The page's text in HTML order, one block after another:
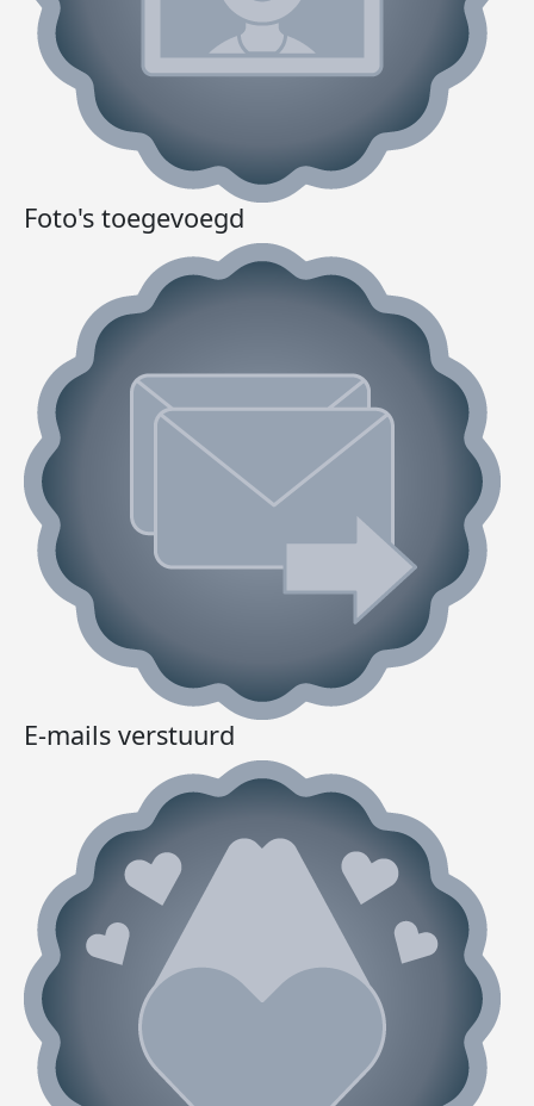
Foto's toegevoegd
E-mails verstuurd